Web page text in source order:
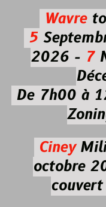
Wavre
5
2026 -7
De 7h00 à
Ciney
octobre